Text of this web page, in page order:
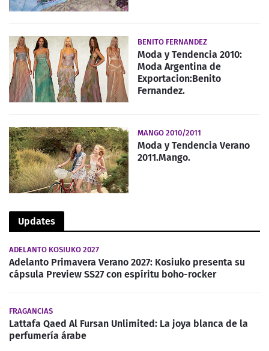
BENITO FERNANDEZ
Moda y Tendencia 2010:
Moda Argentina de
Exportacion:Benito
Fernandez.
MANGO 2010/2011
Moda y Tendencia Verano
2011.Mango.
Updates
ADELANTO KOSIUKO 2027
Adelanto Primavera Verano 2027: Kosiuko presenta su
cápsula Preview SS27 con espíritu boho-rocker
FRAGANCIAS
Lattafa Qaed Al Fursan Unlimited: La joya blanca de la
perfumería árabe